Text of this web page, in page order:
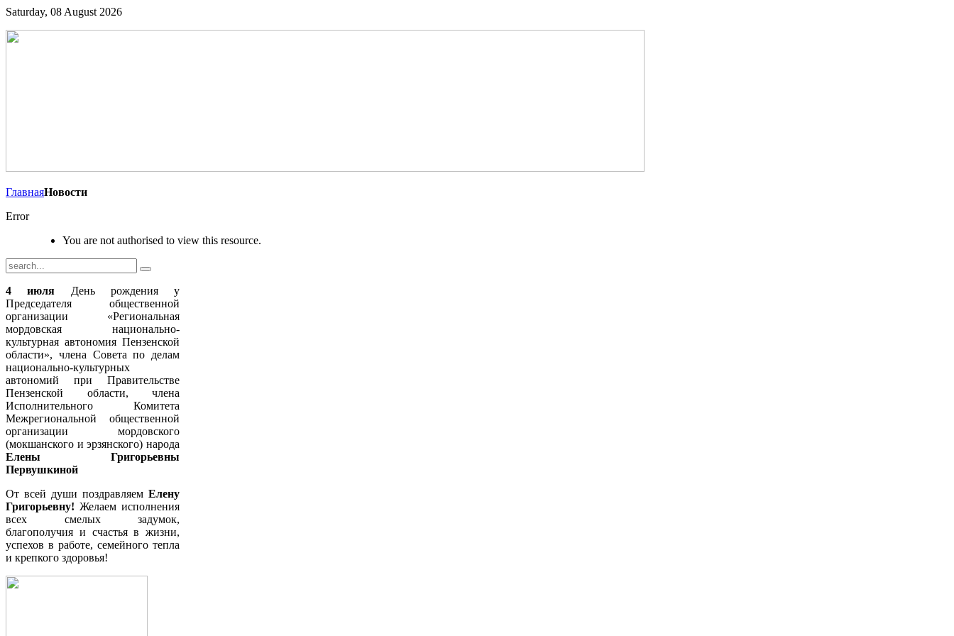
Saturday, 08 August 2026
ГлавнаяНовости
Error
You are not authorised to view this resource.
4 июля День рождения у
Председателя общественной
организации «Региональная
мордовская национально-
культурная автономия Пензенской
области», члена Совета по делам
национально-культурных
автономий при Правительстве
Пензенской области, члена
Исполнительного Комитета
Межрегиональной общественной
организации мордовского
(мокшанского и эрзянского) народа
Елены Григорьевны
Первушкиной
От всей души поздравляем Елену
Григорьевну! Желаем исполнения
всех смелых задумок,
благополучия и счастья в жизни,
успехов в работе, семейного тепла
и крепкого здоровья!